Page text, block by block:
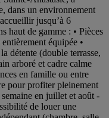
dans un environnement
jusqu’à 6
haut de gamme : • Pièces
équipée •
détente (double terrasse,
arboré et cadre calme
en famille ou entre
pour profiter pleinement
en juillet et août -
de louer une